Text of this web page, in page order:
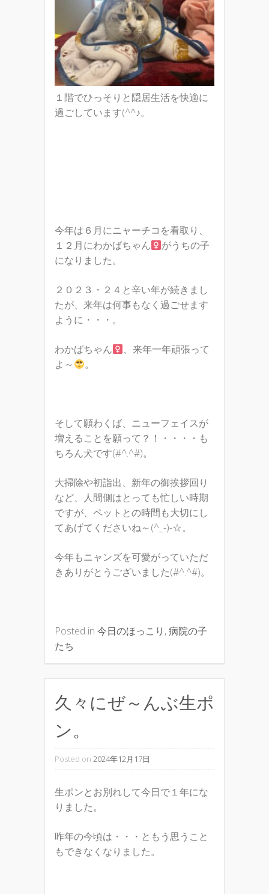
１階でひっそりと隠居生活を快適に
過ごしています(^^♪。
今年は６月にニャーチコを看取り、
１２月にわかばちゃん
がうちの子
になりました。
２０２３・２４と辛い年が続きまし
たが、来年は何事もなく過ごせます
ように・・・。
わかばちゃん
、来年一年頑張って
よ～
。
そして願わくば、ニューフェイスが
増えることを願って？！・・・・も
ちろん犬です(#^.^#)。
大掃除や初詣出、新年の御挨拶回り
など、人間側はとっても忙しい時期
ですが、ペットとの時間も大切にし
てあげてくださいね～(^_-)-☆。
今年もニャンズを可愛がっていただ
きありがとうございました(#^.^#)。
Posted in 今日のほっこり ,病院の子
たち
久々にぜ～んぶ生ポ
ン。
Posted on 2024年12月17日
生ポンとお別れして今日で１年にな
りました。
昨年の今頃は・・・ともう思うこと
もできなくなりました。